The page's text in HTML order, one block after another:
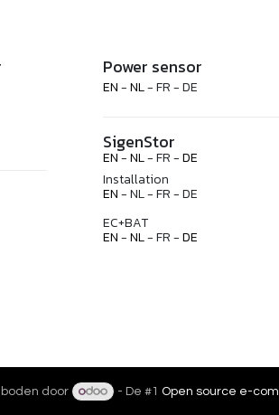
Power sensor
EN-NL- FR - DE
SigenStor
EN-NL- FR -DE
Installation
EN- NL - FR - DE
EC+BAT
EN-NL- FR -DE
door - De #1 Open source e-